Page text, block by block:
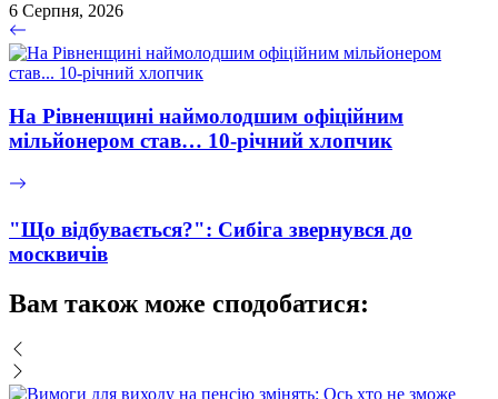
6 Серпня, 2026
На Рівненщині наймолодшим офіційним
мільйонером став… 10-річний хлопчик
"Що відбувається?": Сибіга звернувся до
москвичів
Вам також може сподобатися: